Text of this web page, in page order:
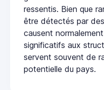
ressentis. Bien que
être détectés par
causent
significatifs aux
servent souvent de
potentielle du pays.